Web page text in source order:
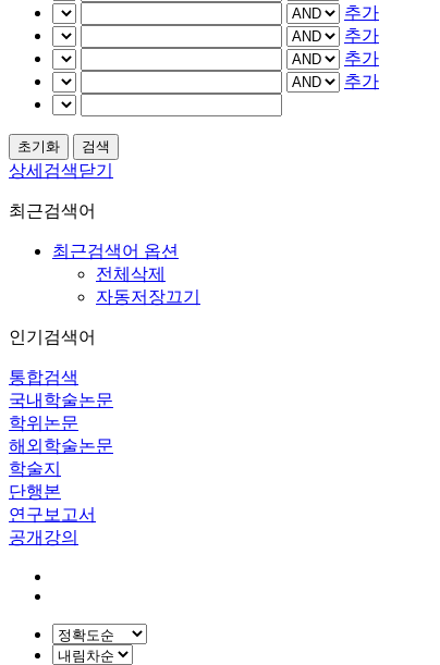
추가
추가
추가
추가
상세검색닫기
최근검색어
최근검색어 옵션
전체삭제
자동저장끄기
인기검색어
통합검색
국내학술논문
학위논문
해외학술논문
학술지
단행본
연구보고서
공개강의